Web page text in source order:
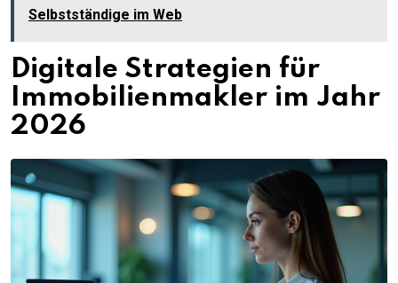
Selbstständige im Web
Digitale Strategien für
Immobilienmakler im Jahr
2026